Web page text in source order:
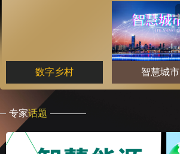
数字乡村 智慧城市
专家话题